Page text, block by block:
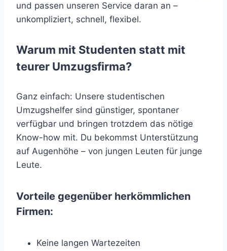
und passen unseren Service daran an –
unkompliziert, schnell, flexibel.
Warum mit Studenten statt mit
teurer Umzugsfirma?
Ganz einfach: Unsere studentischen
Umzugshelfer sind günstiger, spontaner
verfügbar und bringen trotzdem das nötige
Know-how mit. Du bekommst Unterstützung
auf Augenhöhe – von jungen Leuten für junge
Leute.
Vorteile gegenüber herkömmlichen
Firmen:
Keine langen Wartezeiten